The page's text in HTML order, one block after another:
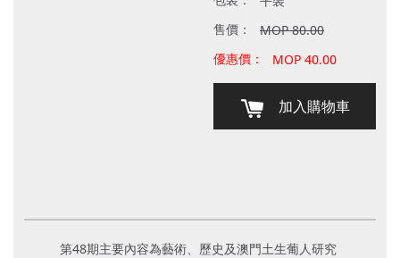
售價：
MOP 80.00
優惠價：
MOP 40.00
加入購物車
第48期主要內容為藝術、歷史及澳門土生葡人研究